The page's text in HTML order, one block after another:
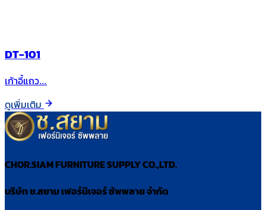
DT-101
เก้าอี้แถว…
ดูเพิ่มเติม
CHOR.SIAM FURNITURE SUPPLY CO.,LTD.
บริษัท ช.สยาม เฟอร์นิเจอร์ ซัพพลาย จำกัด